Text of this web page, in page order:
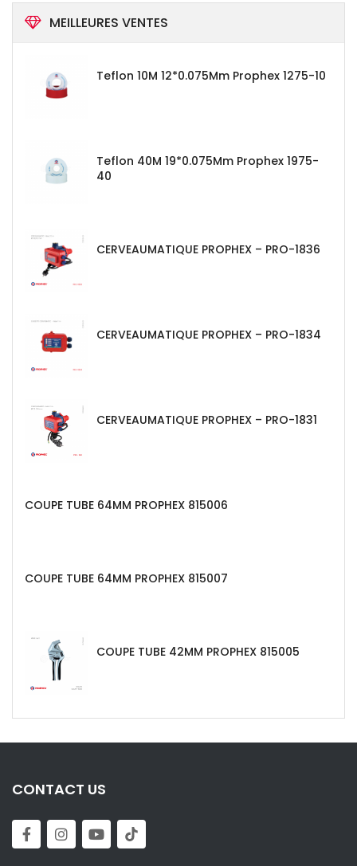
MEILLEURES VENTES
Teflon 10M 12*0.075Mm Prophex 1275-10
Teflon 40M 19*0.075Mm Prophex 1975-
40
CERVEAUMATIQUE PROPHEX – PRO-1836
CERVEAUMATIQUE PROPHEX – PRO-1834
CERVEAUMATIQUE PROPHEX – PRO-1831
COUPE TUBE 64MM PROPHEX 815006
COUPE TUBE 64MM PROPHEX 815007
COUPE TUBE 42MM PROPHEX 815005
CONTACT US